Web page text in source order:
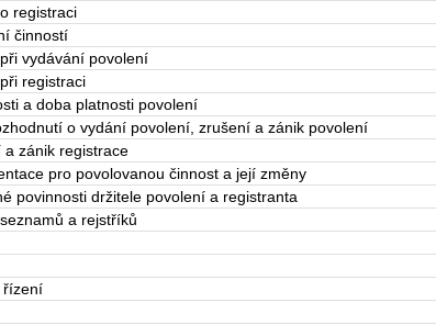
registraci
činností
vydávání povolení
registraci
a doba platnosti povolení
o vydání povolení, zrušení a zánik povolení
a zánik registrace
pro povolovanou činnost a její změny
povinnosti držitele povolení a registranta
a rejstříků
řízení